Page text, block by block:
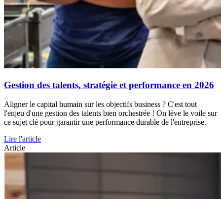
Gestion des talents, stratégie et performance en 2026
Aligner le capital humain sur les objectifs business ? C'est tout
l'enjeu d'une gestion des talents bien orchestrée ! On lève le voile sur
ce sujet clé pour garantir une performance durable de l'entreprise.
Lire l'article
Article